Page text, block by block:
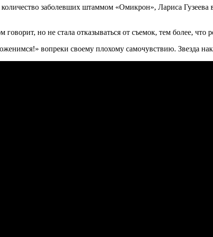
заболевших штаммом «Омикрон», Лариса
но не стала отказываться от съемок, тем более,
вопреки своему плохому самочувствию. Звезда